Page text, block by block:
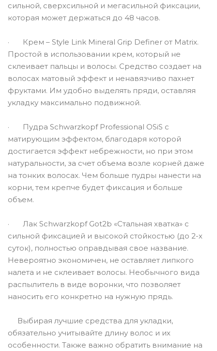
сильной, сверхсильной и мегасильной фиксации,
которая может держаться до 48 часов.
· Крем – Style Link Mineral Grip Definer от Matrix.
Простой в использовании крем, который не
склеивает пальцы и волосы. Средство создает на
волосах матовый эффект и ненавязчиво пахнет
фруктами. Им удобно выделять пряди, оставляя
укладку максимально подвижной.
· Пудра Schwarzkopf Professional OSiS с
матирующим эффектом, благодаря которой
достигается эффект небрежности, но при этом
натуральности, за счет объема возле корней даже
на тонких волосах. Чем больше пудры нанести на
корни, тем крепче будет фиксация и больше
объем.
· Лак Schwarzkopf Got2b «Стальная хватка» с
сильной фиксацией и высокой стойкостью (до 2-х
суток), полностью оправдывая свое название.
Невероятно экономичен, не оставляет липкого
налета и не склеивает волосы. Необычного вида
распылитель в виде воронки, что позволяет
наносить его конкретно на нужную прядь.
Выбирая лучшие средства для укладки,
обязательно учитывайте длину волос и их
особенности. Также важно обратить внимание на